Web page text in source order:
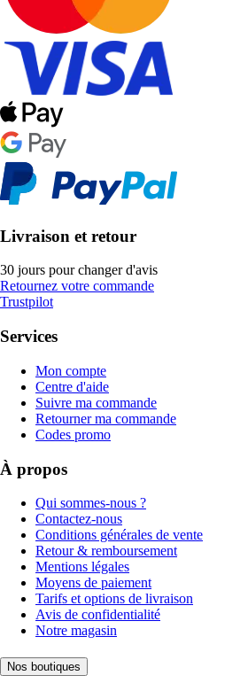
Livraison et retour
30 jours pour changer d'avis
Retournez votre commande
Trustpilot
Services
Mon compte
Centre d'aide
Suivre ma commande
Retourner ma commande
Codes promo
À propos
Qui sommes-nous ?
Contactez-nous
Conditions générales de vente
Retour & remboursement
Mentions légales
Moyens de paiement
Tarifs et options de livraison
Avis de confidentialité
Notre magasin
Nos boutiques